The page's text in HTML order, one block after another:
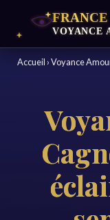
Accueil ›Voyance